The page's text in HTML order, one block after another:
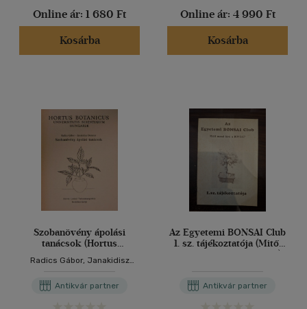
Online ár: 1 680 Ft
Kosárba
Online ár: 4 990 Ft
Kosárba
Szobanövény ápolási
tanácsok (Hortus
Scientiarum Hungariae)
Radics Gábor, Janakidisz
Antikvár partner
Az Egyetemi BONSAI Club
1. sz. tájékoztatója (Mitől
marad kicsi a BONSAI?)
Antikvár partner